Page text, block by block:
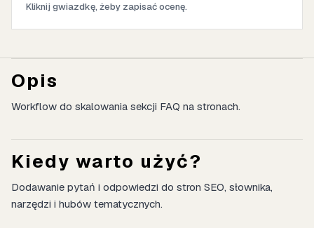
Kliknij gwiazdkę, żeby zapisać ocenę.
Opis
Workflow do skalowania sekcji FAQ na stronach.
Kiedy warto użyć?
Dodawanie pytań i odpowiedzi do stron SEO, słownika,
narzędzi i hubów tematycznych.